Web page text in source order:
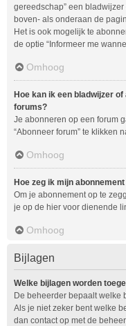
gereedschap” een
boven- als onderaan de
Het is ook mogelijk te
de optie “Informeer me
Omhoog
Hoe kan ik een bladwijzer
forums?
Je abonneren op een forum
“Abonneer forum” te klikken
Omhoog
Hoe zeg ik mijn
Om je abonnement op te
je op de hier voor dienende
Omhoog
Bijlagen
Welke bijlagen worden
De beheerder bepaalt welke
Als je niet zeker bent welke
dan contact op met de